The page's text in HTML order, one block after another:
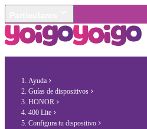
Ayuda
Guías de dispositivos
HONOR
400 Lite
Configura tu dispositivo